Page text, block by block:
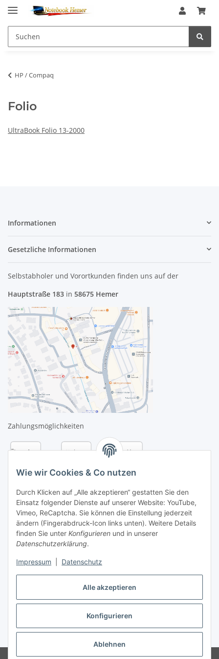
Alle akzeptieren
Konfigurieren
Ablehnen
Wie wir Cookies & Co nutzen
Durch Klicken auf „Alle akzeptieren“ gestatten Sie den
Einsatz folgender Dienste auf unserer Website: YouTube,
Vimeo, ReCaptcha. Sie können die Einstellung jederzeit
ändern (Fingerabdruck-Icon links unten). Weitere Details
finden Sie unter Konfigurieren und in unserer
Datenschutzerklärung.
Impressum Datenschutz
HP / Compaq
Folio
UltraBook Folio 13-2000
Informationen
Gesetzliche Informationen
Selbstabholer und Vorortkunden finden uns auf der
Hauptstraße 183 in 58675 Hemer
Zahlungsmöglichkeiten
Vertrag widerrufen
* Alle Preise inkl. gesetzlicher USt., zzgl.Versand